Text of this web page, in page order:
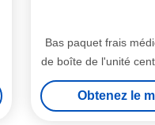
Bas paquet frais
de boîte de l'unité
de température/
Obtenez le